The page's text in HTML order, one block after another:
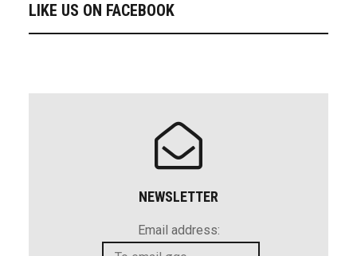
LIKE US ON FACEBOOK
NEWSLETTER
Email address: